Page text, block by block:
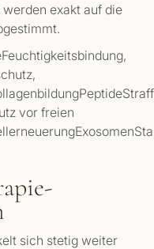
exakt auf die
vor freien
sich stetig weiter